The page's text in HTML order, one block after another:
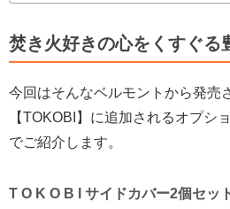
焚き火好きの心をくすぐる
今回はそんなベルモントから発売
【TOKOBI】に追加されるオプシ
でご紹介します。
T O K O B I サイドカバー2個セッ